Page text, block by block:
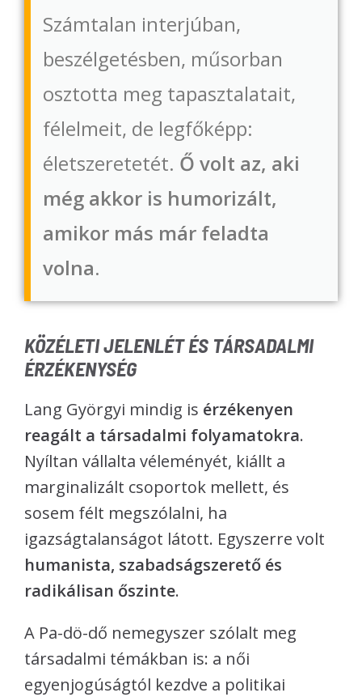
Számtalan interjúban,
beszélgetésben, műsorban
osztotta meg tapasztalatait,
félelmeit, de legfőképp:
életszeretetét. Ő volt az, aki
még akkor is humorizált,
amikor más már feladta
volna.
KÖZÉLETI JELENLÉT ÉS TÁRSADALMI
ÉRZÉKENYSÉG
Lang Györgyi mindig is érzékenyen
reagált a társadalmi folyamatokra.
Nyíltan vállalta véleményét, kiállt a
marginalizált csoportok mellett, és
sosem félt megszólalni, ha
igazságtalanságot látott. Egyszerre volt
humanista, szabadságszerető és
radikálisan őszinte.
A Pa-dö-dő nemegyszer szólalt meg
társadalmi témákban is: a női
egyenjogúságtól kezdve a politikai